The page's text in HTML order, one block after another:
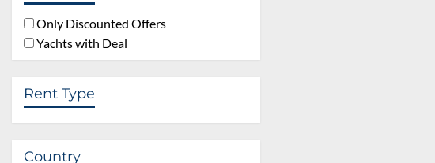
Only Discounted Offers
Yachts with Deal
Rent Type
Country